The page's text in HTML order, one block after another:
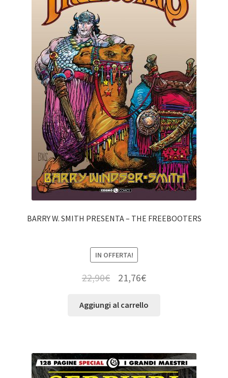
BARRY W. SMITH PRESENTA – THE FREEBOOTERS
IN OFFERTA!
22,90€ 21,76€
Aggiungi al carrello